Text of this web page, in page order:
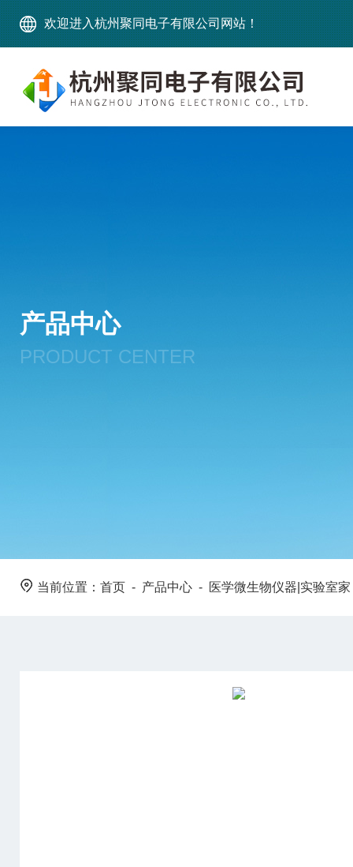
欢迎进入杭州聚同电子有限公司网站！
产品中心
PRODUCT CENTER
当前位置： 首页 - 产品中心 - 医学微生物仪器|实验室家